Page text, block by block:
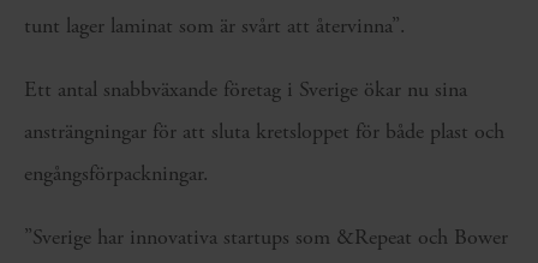
tunt lager laminat som är svårt att återvinna”.
Ett antal snabbväxande företag i Sverige ökar nu sina
ansträngningar för att sluta kretsloppet för både plast och
engångsförpackningar.
”Sverige har innovativa startups som &Repeat och Bower